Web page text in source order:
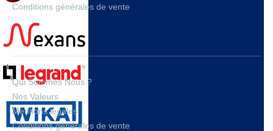
Conditions générales de vente
A PROPOS
Qui Sommes Nous ?
Nos Valeurs
Mentions legales
Conditions générales de vente